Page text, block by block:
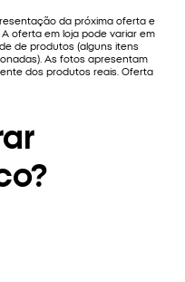
da próxima oferta e
oferta em loja pode variar em
de produtos (alguns itens
As fotos apresentam
dos produtos reais. Oferta